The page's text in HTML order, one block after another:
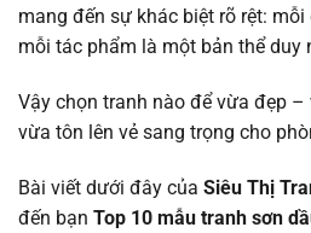
mang đến sự khác biệt rõ rệt:
mỗi tác phẩm là một bản thể duy
Vậy chọn tranh nào để vừa đẹp
vừa tôn lên vẻ sang trọng cho
Bài viết dưới đây của Siêu Thị
đến bạn Top 10 mẫu tranh sơn